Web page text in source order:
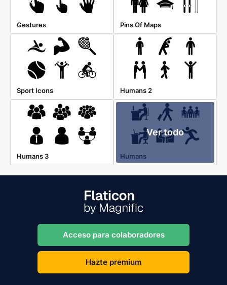
Gestures Pins Of Maps
Sport Icons Humans 2
Humans 3
Ver todo
Humans
Acceso para colaboradores
Hazte premium